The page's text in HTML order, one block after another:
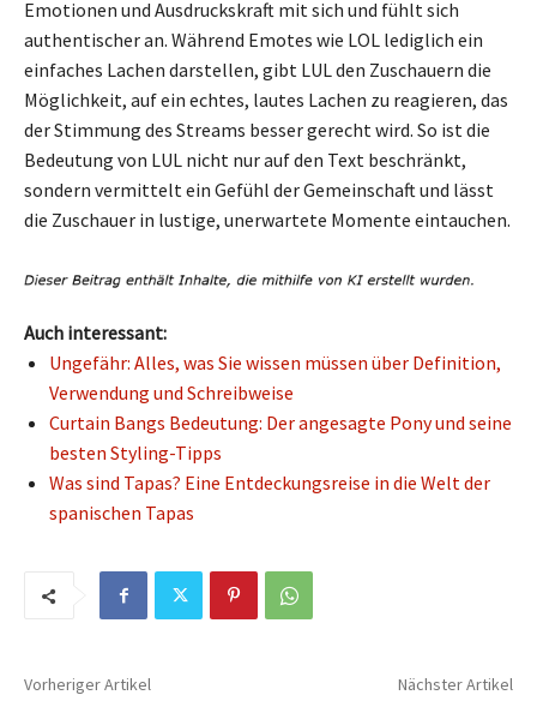
Emotionen und Ausdruckskraft mit sich und fühlt sich
authentischer an. Während Emotes wie LOL lediglich ein
einfaches Lachen darstellen, gibt LUL den Zuschauern die
Möglichkeit, auf ein echtes, lautes Lachen zu reagieren, das
der Stimmung des Streams besser gerecht wird. So ist die
Bedeutung von LUL nicht nur auf den Text beschränkt,
sondern vermittelt ein Gefühl der Gemeinschaft und lässt
die Zuschauer in lustige, unerwartete Momente eintauchen.
Auch interessant:
Ungefähr: Alles, was Sie wissen müssen über Definition,
Verwendung und Schreibweise
Curtain Bangs Bedeutung: Der angesagte Pony und seine
besten Styling-Tipps
Was sind Tapas? Eine Entdeckungsreise in die Welt der
spanischen Tapas
Vorheriger Artikel Nächster Artikel